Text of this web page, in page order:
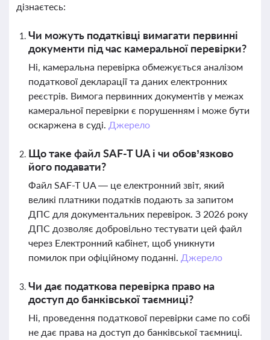
дізнаєтесь:
Чи можуть податківці вимагати первинні
документи під час камеральної перевірки?
Ні, камеральна перевірка обмежується аналізом
податкової декларації та даних електронних
реєстрів. Вимога первинних документів у межах
камеральної перевірки є порушенням і може бути
оскаржена в суді. Джерело
Що таке файл SAF-T UA і чи обов’язково
його подавати?
Файл SAF-T UA — це електронний звіт, який
великі платники податків подають за запитом
ДПС для документальних перевірок. З 2026 року
ДПС дозволяє добровільно тестувати цей файл
через Електронний кабінет, щоб уникнути
помилок при офіційному поданні. Джерело
Чи дає податкова перевірка право на
доступ до банківської таємниці?
Ні, проведення податкової перевірки саме по собі
не дає права на доступ до банківської таємниці.